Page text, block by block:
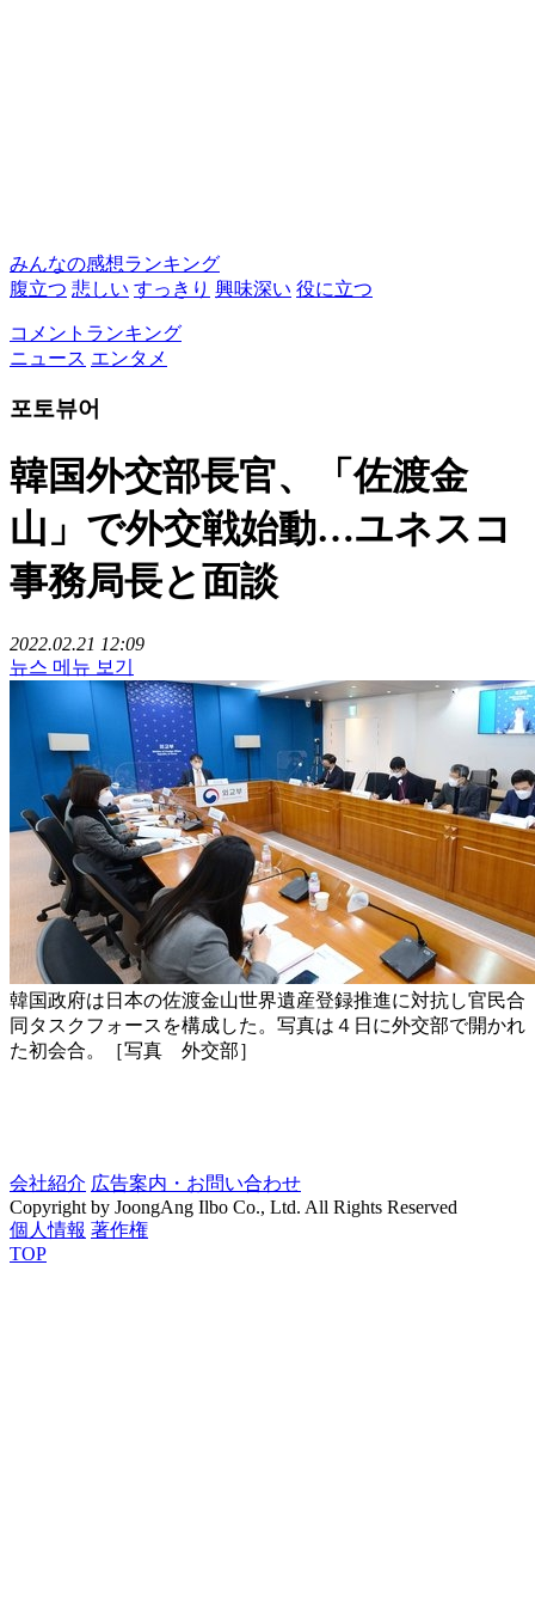
みんなの感想ランキング
腹立つ 悲しい すっきり 興味深い 役に立つ
コメントランキング
ニュース エンタメ
포토뷰어
韓国外交部長官、「佐渡金
山」で外交戦始動…ユネスコ
事務局長と面談
2022.02.21 12:09
뉴스 메뉴 보기
韓国政府は日本の佐渡金山世界遺産登録推進に対抗し官民合
同タスクフォースを構成した。写真は４日に外交部で開かれ
た初会合。［写真 外交部］
会社紹介 広告案内・お問い合わせ
Copyright by JoongAng Ilbo Co., Ltd. All Rights Reserved
個人情報 著作権
TOP